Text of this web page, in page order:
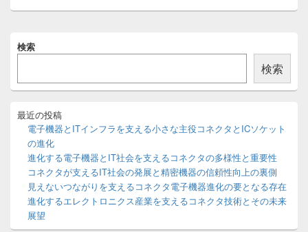
稿:
イ
イ
バ
検索
検索
最近の投稿
電子機器とITインフラを支える小さな主役コネクタとICソケット
の進化
進化する電子機器とIT社会を支えるコネクタの多様性と重要性
コネクタが支えるIT社会の発展と精密機器の信頼性向上の裏側
見えないつながりを支えるコネクタ電子機器進化の要となる存在
進化するエレクトロニクス産業を支えるコネクタ技術とその未来
展望